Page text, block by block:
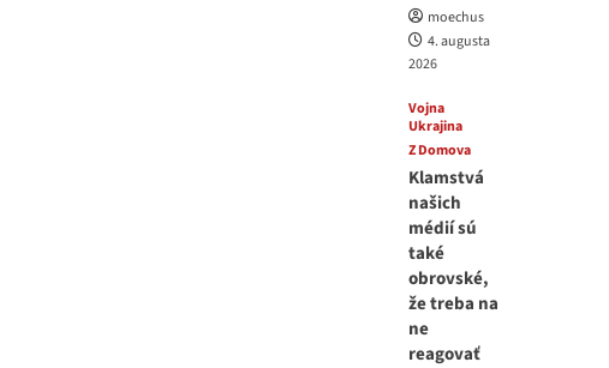
moechus
4. augusta
2026
Vojna
Ukrajina
Z Domova
Klamstvá
našich
médií sú
také
obrovské,
že treba na
ne
reagovať